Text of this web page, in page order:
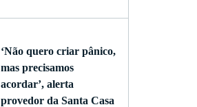
‘Não quero criar pânico,
mas precisamos
acordar’, alerta
provedor da Santa Casa